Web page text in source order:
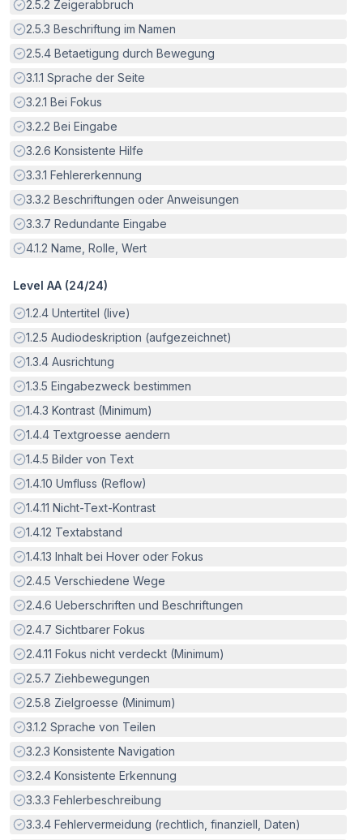
Erfüllt:
2.5.2 Zeigerabbruch
Erfüllt:
2.5.3 Beschriftung im Namen
Erfüllt:
2.5.4 Betaetigung durch Bewegung
Erfüllt:
3.1.1 Sprache der Seite
Erfüllt:
3.2.1 Bei Fokus
Erfüllt:
3.2.2 Bei Eingabe
Erfüllt:
3.2.6 Konsistente Hilfe
Erfüllt:
3.3.1 Fehlererkennung
Erfüllt:
3.3.2 Beschriftungen oder Anweisungen
Erfüllt:
3.3.7 Redundante Eingabe
Erfüllt:
4.1.2 Name, Rolle, Wert
Level AA (24/24)
Erfüllt:
1.2.4 Untertitel (live)
Erfüllt:
1.2.5 Audiodeskription (aufgezeichnet)
Erfüllt:
1.3.4 Ausrichtung
Erfüllt:
1.3.5 Eingabezweck bestimmen
Erfüllt:
1.4.3 Kontrast (Minimum)
Erfüllt:
1.4.4 Textgroesse aendern
Erfüllt:
1.4.5 Bilder von Text
Erfüllt:
1.4.10 Umfluss (Reflow)
Erfüllt:
1.4.11 Nicht-Text-Kontrast
Erfüllt:
1.4.12 Textabstand
Erfüllt:
1.4.13 Inhalt bei Hover oder Fokus
Erfüllt:
2.4.5 Verschiedene Wege
Erfüllt:
2.4.6 Ueberschriften und Beschriftungen
Erfüllt:
2.4.7 Sichtbarer Fokus
Erfüllt:
2.4.11 Fokus nicht verdeckt (Minimum)
Erfüllt:
2.5.7 Ziehbewegungen
Erfüllt:
2.5.8 Zielgroesse (Minimum)
Erfüllt:
3.1.2 Sprache von Teilen
Erfüllt:
3.2.3 Konsistente Navigation
Erfüllt:
3.2.4 Konsistente Erkennung
Erfüllt:
3.3.3 Fehlerbeschreibung
Erfüllt:
3.3.4 Fehlervermeidung (rechtlich, finanziell, Daten)